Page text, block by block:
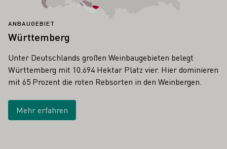
ANBAUGEBIET
Württemberg
Unter Deutschlands großen Weinbaugebieten belegt
Württemberg mit 10.694 Hektar Platz vier. Hier dominieren
mit 65 Prozent die roten Rebsorten in den Weinbergen.
Mehr erfahren